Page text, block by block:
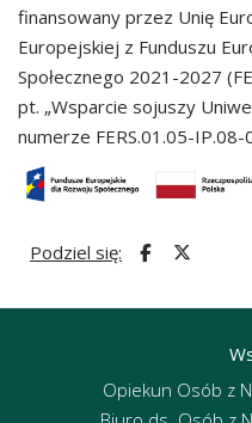
finansowany przez Unię
Europejskiej z Funduszu
Społecznego 2021-2027
pt. „Wsparcie sojuszy
numerze FERS.01.05-
Podziel się:
Opiekun Osób z